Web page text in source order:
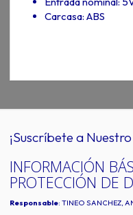
Carcasa: ABS
¡Suscríbete a
INFORMACIÓN
PROTECCIÓN DE
Responsable: TINEO SANCHEZ,